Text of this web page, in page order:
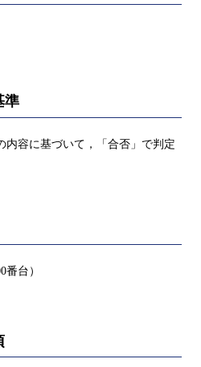
準
内容に基づいて，「合否」で判定
台）